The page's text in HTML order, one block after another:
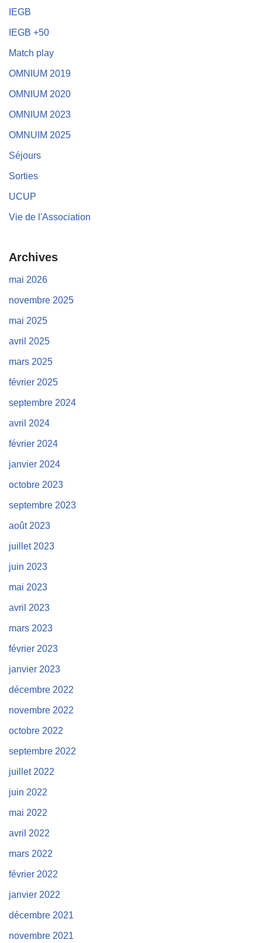
IEGB
IEGB +50
Match play
OMNIUM 2019
OMNIUM 2020
OMNIUM 2023
OMNUIM 2025
Séjours
Sorties
UCUP
Vie de l'Association
Archives
mai 2026
novembre 2025
mai 2025
avril 2025
mars 2025
février 2025
septembre 2024
avril 2024
février 2024
janvier 2024
octobre 2023
septembre 2023
août 2023
juillet 2023
juin 2023
mai 2023
avril 2023
mars 2023
février 2023
janvier 2023
décembre 2022
novembre 2022
octobre 2022
septembre 2022
juillet 2022
juin 2022
mai 2022
avril 2022
mars 2022
février 2022
janvier 2022
décembre 2021
novembre 2021